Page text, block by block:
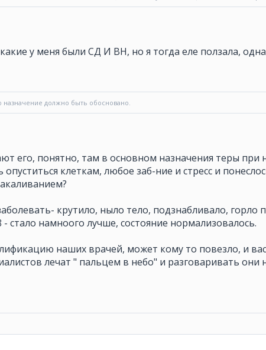
у меня были СД И ВН, но я тогда еле ползала,
должно быть обосновано.
его, понятно, там в основном назначения теры при
клеткам, любое заб-ние и стресс и
крутило, ныло тело, подзнабливало, горло
стало намноого лучше, состояние нормализовалось.
наших врачей, может кому то повезло, и
лечат " пальцем в небо" и разговаривать они